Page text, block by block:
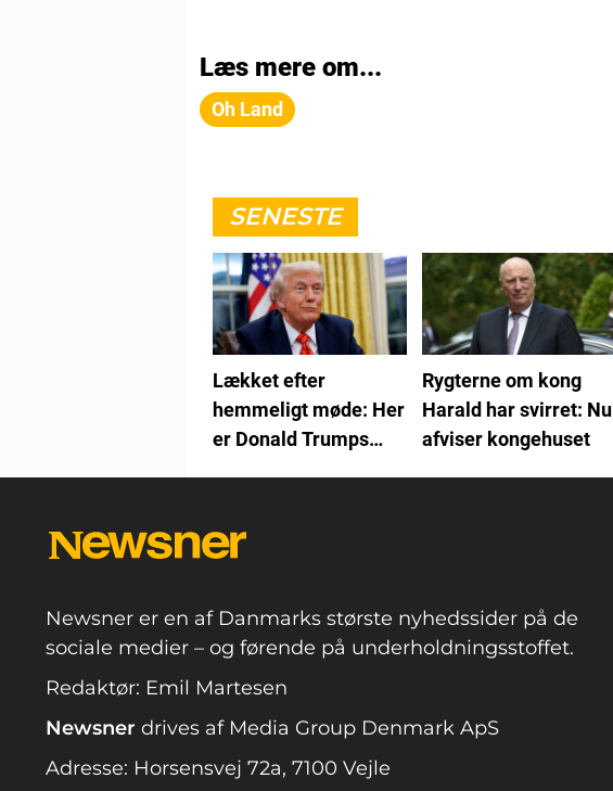
Læs mere om...
Oh Land
SENESTE
Lækket efter
hemmeligt møde: Her
er Donald Trumps
Rygterne om kong
Harald har svirret: Nu
afviser kongehuset
Newsner er en af Danmarks største nyhedssider på de
sociale medier – og førende på underholdningsstoffet.
Redaktør: Emil Martesen
Newsner drives af Media Group Denmark ApS
Adresse: Horsensvej 72a, 7100 Vejle